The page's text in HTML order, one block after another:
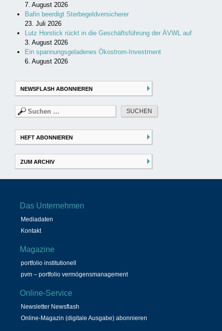
7. August 2026
Bafin beerdigt Sterbegeldversicherer
23. Juli 2026
Lutz Horstick rückt in die Geschäftsführung der ÄVWL auf
3. August 2026
Ein spannungsgeladenes Ökostrom-Investment
6. August 2026
NEWSFLASH ABONNIEREN
Suchen
nach:
HEFT ABONNIEREN
ZUM ARCHIV
Das Unternehmen
Mediadaten
Kontakt
Magazine
portfolio institutionell
pvm – portfolio vermögensmanagement
Online-Service
Newsletter Newsflash
Online-Magazin (digitale Ausgabe) abonnieren